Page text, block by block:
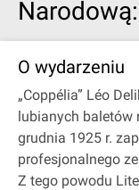
O wydarzeniu
„Coppélia” Léo
lubianych baletów
grudnia 1925 r.
profesjonalnego
Z tego powodu